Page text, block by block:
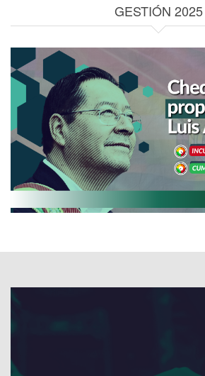
GESTIÓN 2025